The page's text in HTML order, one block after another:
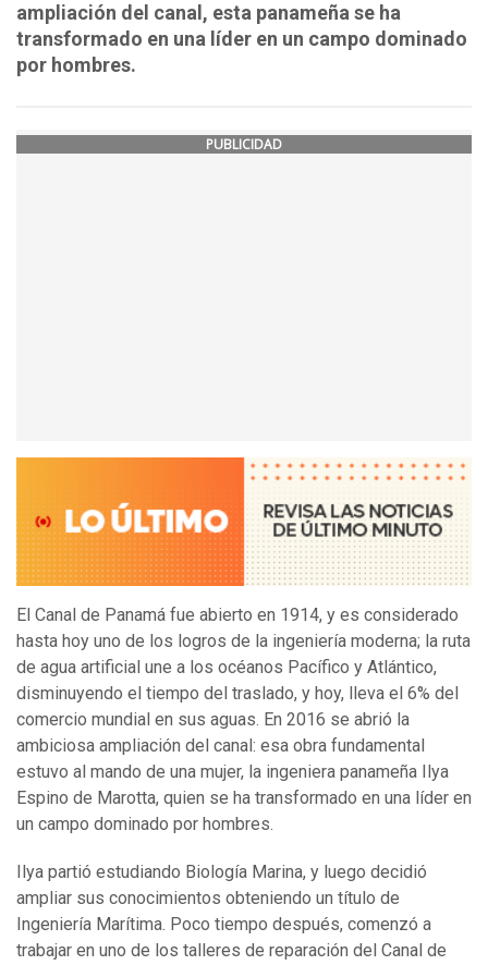
ampliación del canal, esta panameña se ha
transformado en una líder en un campo dominado
por hombres.
PUBLICIDAD
El Canal de Panamá fue abierto en 1914, y es considerado
hasta hoy uno de los logros de la ingeniería moderna; la ruta
de agua artificial une a los océanos Pacífico y Atlántico,
disminuyendo el tiempo del traslado, y hoy, lleva el 6% del
comercio mundial en sus aguas. En 2016 se abrió la
ambiciosa ampliación del canal: esa obra fundamental
estuvo al mando de una mujer, la ingeniera panameña Ilya
Espino de Marotta, quien se ha transformado en una líder en
un campo dominado por hombres.
Ilya partió estudiando Biología Marina, y luego decidió
ampliar sus conocimientos obteniendo un título de
Ingeniería Marítima. Poco tiempo después, comenzó a
trabajar en uno de los talleres de reparación del Canal de